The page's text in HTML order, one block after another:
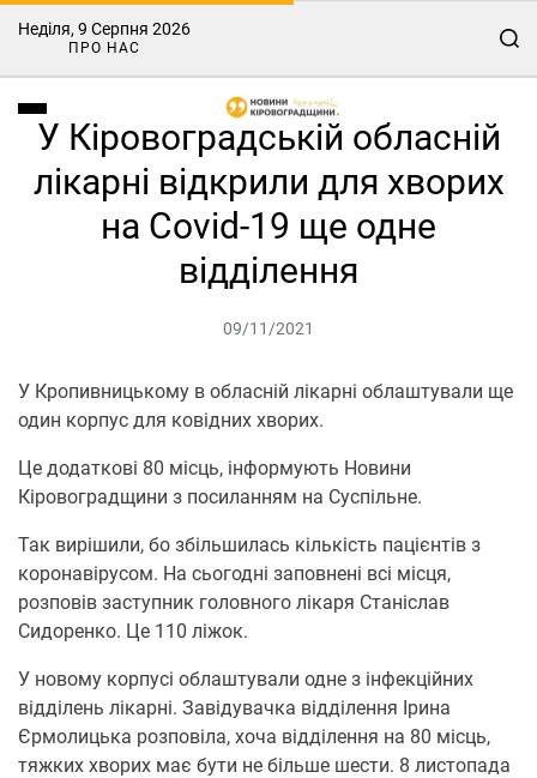
Неділя, 9 Серпня 2026
ПРО НАС
У Кіровоградській обласній
лікарні відкрили для хворих
на Covid-19 ще одне
відділення
09/11/2021
У Кропивницькому в обласній лікарні облаштували ще
один корпус для ковідних хворих.
Це додаткові 80 місць, інформують Новини
Кіровоградщини з посиланням на Суспільне.
Так вирішили, бо збільшилась кількість пацієнтів з
коронавірусом. На сьогодні заповнені всі місця,
розповів заступник головного лікаря Станіслав
Сидоренко. Це 110 ліжок.
У новому корпусі облаштували одне з інфекційних
відділень лікарні. Завідувачка відділення Ірина
Єрмолицька розповіла, хоча відділення на 80 місць,
тяжких хворих має бути не більше шести. 8 листопада